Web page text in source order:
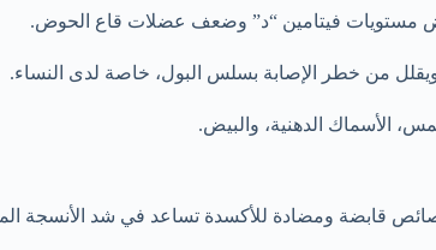
مستويات فيتامين “د” وضعف عضلات قاع الحوض.
من خطر الإصابة بسلس البول، خاصة لدى النساء.
الأسماك الدهنية، والبيض.
قابضة ومضادة للأكسدة تساعد في شد الأنسجة